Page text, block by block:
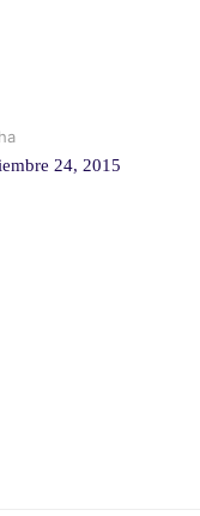
24, 2015